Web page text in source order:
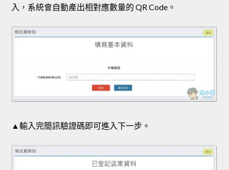
入，系統會自動產出相對應數量的 QR Code。
▲輸入完簡訊驗證碼即可進入下一步。